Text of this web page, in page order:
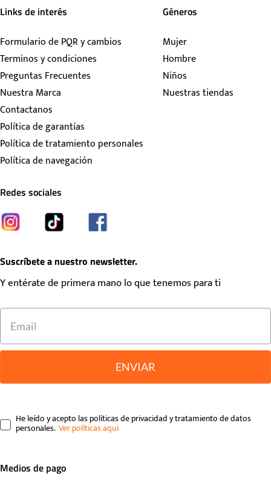
Links de interés
Formulario de PQR y cambios
Terminos y condiciones
Preguntas Frecuentes
Nuestra Marca
Contactanos
Política de garantías
Política de tratamiento personales
Política de navegación
Géneros
Mujer
Hombre
Niños
Nuestras tiendas
Redes sociales
Suscríbete a nuestro newsletter.
Y entérate de primera mano lo que tenemos para ti
ENVIAR
He leído y acepto las políticas de privacidad y tratamiento de datos
personales.
Medios de pago